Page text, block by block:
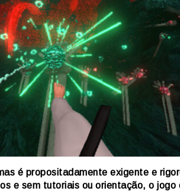
é propositadamente exigente e
e sem tutoriais ou orientação, o jogo